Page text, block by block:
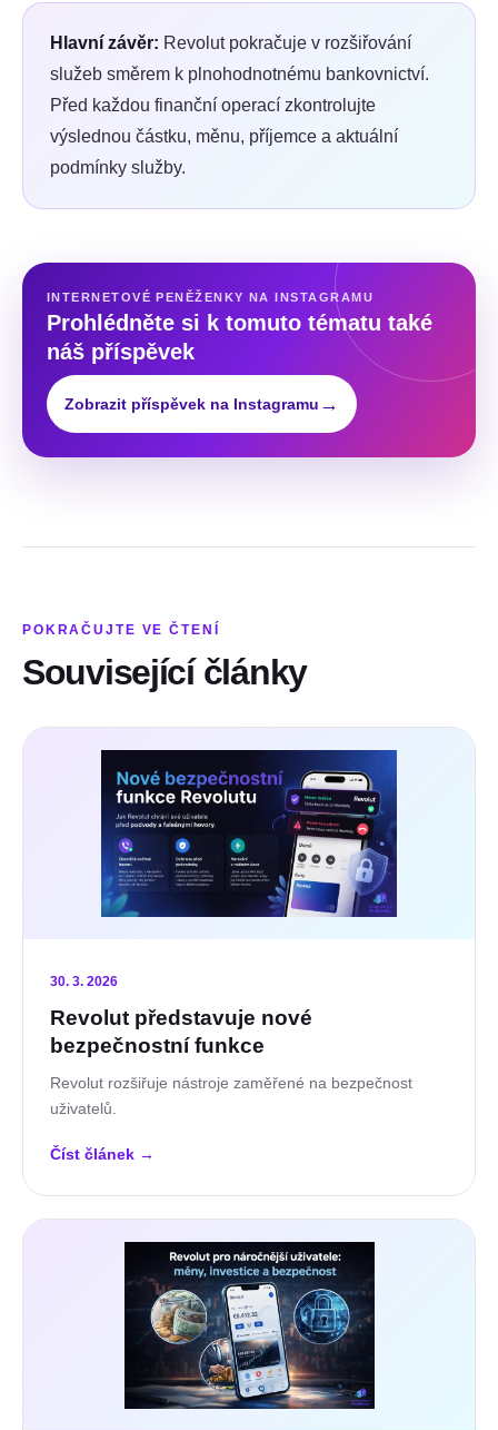
Hlavní závěr: Revolut pokračuje v rozšiřování
služeb směrem k plnohodnotnému bankovnictví.
Před každou finanční operací zkontrolujte
výslednou částku, měnu, příjemce a aktuální
podmínky služby.
INTERNETOVÉ PENĚŽENKY NA INSTAGRAMU
Prohlédněte si k tomuto tématu také
náš příspěvek
Zobrazit příspěvek na Instagramu →
POKRAČUJTE VE ČTENÍ
Související články
30. 3. 2026
Revolut představuje nové
bezpečnostní funkce
Revolut rozšiřuje nástroje zaměřené na bezpečnost
uživatelů.
Číst článek →